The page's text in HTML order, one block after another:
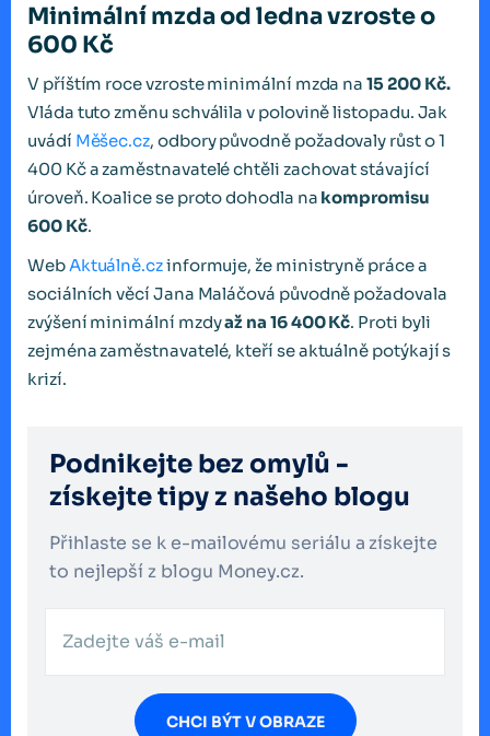
Minimální mzda od ledna vzroste o
600 Kč
V příštím roce vzroste minimální mzda na15 200 Kč.
Vláda tuto změnu schválila v polovině listopadu. Jak
uvádí Měšec.cz, odbory původně požadovaly růst o 1
400 Kč a zaměstnavatelé chtěli zachovat stávající
úroveň. Koalice se proto dohodla na kompromisu
600 Kč.
Web Aktuálně.czinformuje, že ministryně práce a
sociálních věcí Jana Maláčová původně požadovala
zvýšení minimální mzdyaž na 16 400 Kč. Proti byli
zejména zaměstnavatelé, kteří se aktuálně potýkají s
krizí.
Podnikejte bez omylů -
získejte tipy z našeho blogu
Přihlaste se k e-mailovému seriálu a získejte
to nejlepší z blogu Money.cz.
CHCI BÝT V OBRAZE